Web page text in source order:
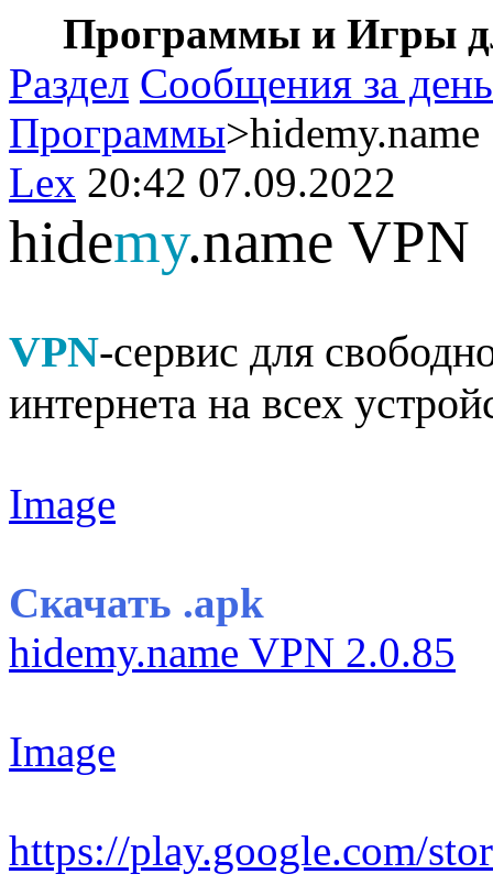
Программы и Игры
Раздел Сообщения за день
Программы
Lex 20:42 07.09.2022
hidemy.name VPN
VPN-сервис для
интернета на всех
Image
Скачать .apk
hidemy.name VPN 2.0.85
Image
https://play.google.com/